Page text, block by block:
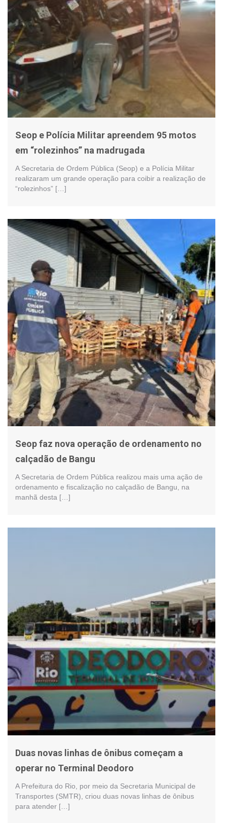
Seop e Polícia Militar apreendem 95 motos
em “rolezinhos” na madrugada
A Secretaria de Ordem Pública (Seop) e a Polícia Militar
realizaram um grande operação para coibir a realização de
“rolezinhos” […]
Seop faz nova operação de ordenamento no
calçadão de Bangu
A Secretaria de Ordem Pública realizou mais uma ação de
ordenamento e fiscalização no calçadão de Bangu, na
manhã desta […]
Duas novas linhas de ônibus começam a
operar no Terminal Deodoro
A Prefeitura do Rio, por meio da Secretaria Municipal de
Transportes (SMTR), criou duas novas linhas de ônibus
para atender […]